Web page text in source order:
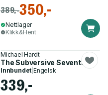
389,-350,-
Nettlager
Klikk&Hent
Michael Hardt
The Subversive Seventies
Innbundet |Engelsk
339,-